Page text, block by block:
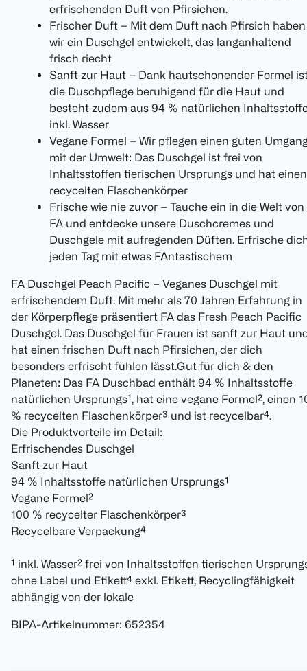
erfrischenden Duft von Pfirsichen.
Frischer Duft – Mit dem Duft nach Pfirsich haben
wir ein Duschgel entwickelt, das langanhaltend
frisch riecht
Sanft zur Haut – Dank hautschonender Formel
die Duschpflege beruhigend für die Haut und
besteht zudem aus 94 % natürlichen
inkl. Wasser
Vegane Formel – Wir pflegen einen guten
mit der Umwelt: Das Duschgel ist frei von
Inhaltsstoffen tierischen Ursprungs und hat einen
recycelten Flaschenkörper
Frische wie nie zuvor – Tauche ein in die Welt von
FA und entdecke unsere Duschcremes und
Duschgele mit aufregenden Düften. Erfrische
jeden Tag mit etwas FAntastischem
FA Duschgel Peach Pacific – Veganes Duschgel mit
erfrischendem Duft. Mit mehr als 70 Jahren Erfahrung in
der Körperpflege präsentiert FA das Fresh Peach Pacific
Duschgel. Das Duschgel für Frauen ist sanft zur Haut
hat einen frischen Duft nach Pfirsichen, der dich
besonders erfrischt fühlen lässt.Gut für dich & den
Planeten: Das FA Duschbad enthält 94 % Inhaltsstoffe
natürlichen Ursprungs¹, hat eine vegane Formel², einen
% recycelten Flaschenkörper³ und ist recycelbar⁴.
Die Produktvorteile im Detail:
Erfrischendes Duschgel
Sanft zur Haut
94 % Inhaltsstoffe natürlichen Ursprungs¹
Vegane Formel²
100 % recycelter Flaschenkörper³
Recycelbare Verpackung⁴
¹ inkl. Wasser² frei von Inhaltsstoffen tierischen
ohne Label und Etikett⁴ exkl. Etikett, Recyclingfähigkeit
abhängig von der lokale
BIPA-Artikelnummer: 652354